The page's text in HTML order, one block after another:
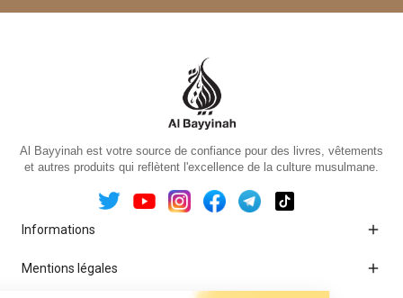
Al Bayyinah est votre source de confiance pour des livres, vêtements
et autres produits qui reflètent l'excellence de la culture musulmane.
Informations 
Mentions légales 